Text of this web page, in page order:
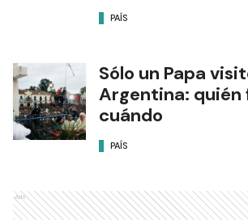
PAÍS
Sólo un Papa
Argentina: quién
cuándo
PAÍS
Ads